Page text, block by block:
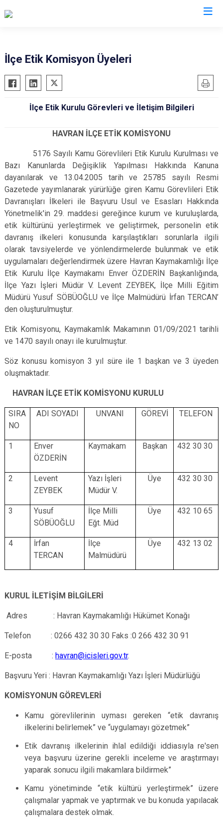
Ayvalık
Balya
Bandırma
Dursunbey
Edremit
Erdek
Gömeç
Gönen
Kepsut
Savaştepe
Sındırgı
Susurluk
Karesi
Altıeylül
İlçe Etik Komisyon Üyeleri
İlçe Etik Kurulu Görevleri ve İletişim Bilgileri
HAVRAN İLÇE ETİK KOMİSYONU
5176 Sayılı Kamu Görevlileri Etik Kurulu Kurulması ve
Bazı Kanunlarda Değişiklik Yapılması Hakkında Kanuna
dayanılarak ve 13.04.2005 tarih ve 25785 sayılı Resmi
Gazetede yayımlanarak yürürlüğe giren Kamu Görevlileri Etik
Davranışları İlkeleri ile Başvuru Usul ve Esasları Hakkında
Yönetmelik'in 29. maddesi gereğince kurum ve kuruluşlarda,
etik kültürünü yerleştirmek ve geliştirmek, personelin etik
davranış ilkeleri konusunda karşılaştıkları sorunlarla ilgili
olarak tavsiyelerde ve yönlendirmelerde bulunmak ve etik
uygulamaları değerlendirmek üzere Havran Kaymakamlığı İlçe
Etik Kurulu İlçe Kaymakamı Enver ÖZDERİN Başkanlığında,
İlçe Yazı İşleri Müdür V. Levent ZEYBEK, İlçe Milli Eğitim
Müdürü Yusuf SÖBÜOĞLU ve İlçe Malmüdürü İrfan TERCAN’
den oluşturulmuştur.
Etik Komisyonu, Kaymakamlık Makamının 01/09/2021 tarihli
ve 1470 sayılı onayı ile kurulmuştur.
Söz konusu komisyon 3 yıl süre ile 1 başkan ve 3 üyeden
oluşmaktadır.
HAVRAN İLÇE ETİK KOMİSYONU KURULU
SIRA
NO
ADI SOYADI UNVANI GÖREVİ TELEFON
1
Enver
ÖZDERİN
Kaymakam Başkan 432 30 30
2
Levent
ZEYBEK
Yazı İşleri
Müdür V.
Üye 432 30 30
3
Yusuf
SÖBÜOĞLU
İlçe Milli
Eğt. Müd
Üye 432 10 65
4
İrfan
TERCAN
İlçe
Malmüdürü
Üye 432 13 02
KURUL İLETİŞİM BİLGİLERİ
Adres : Havran Kaymakamlığı Hükümet Konağı
Telefon : 0266 432 30 30 Faks :0 266 432 30 91
E-posta : havran@icisleri.gov.tr.
Başvuru Yeri : Havran Kaymakamlığı Yazı İşleri Müdürlüğü
KOMİSYONUN GÖREVLERİ
Kamu görevlilerinin uyması gereken “etik davranış
ilkelerini belirlemek” ve “uygulamayı gözetmek”
Etik davranış ilkelerinin ihlal edildiği iddiasıyla re'sen
veya başvuru üzerine gerekli inceleme ve araştırmayı
yaparak sonucu ilgili makamlara bildirmek”
Kamu yönetiminde “etik kültürü yerleştirmek” üzere
çalışmalar yapmak ve yaptırmak ve bu konuda yapılacak
çalışmalara destek olmak.